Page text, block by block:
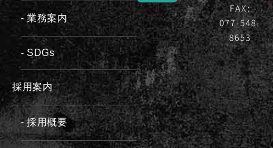
FAX:
077-548-
8653
- 業務案内
- SDGs
採用案内
- 採用概要